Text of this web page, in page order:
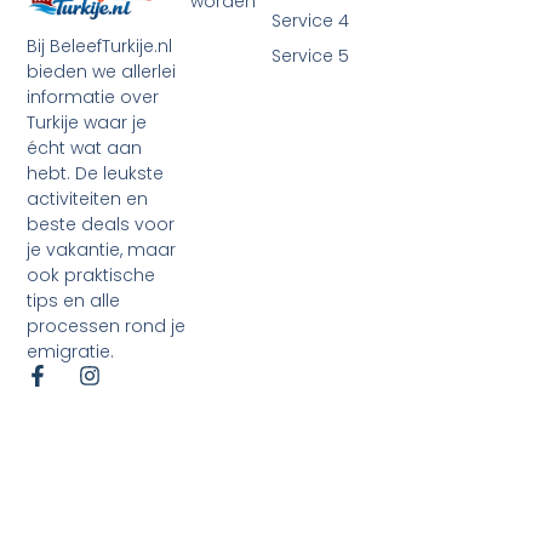
Bij BeleefTurkije.nl
bieden we allerlei
informatie over
Turkije waar je
écht wat aan
hebt. De leukste
activiteiten en
beste deals voor
je vakantie, maar
ook praktische
tips en alle
processen rond je
emigratie.
Service 4
Service 5